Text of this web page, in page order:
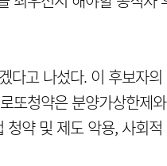
다고 나섰다. 이 후보자
또청약은 분양가상한제
약 및 제도 악용, 사회